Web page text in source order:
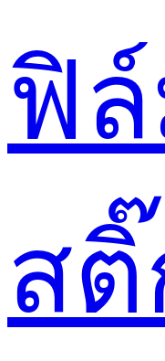
ฟิ
สติ๊